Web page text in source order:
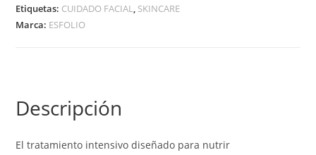
Etiquetas: CUIDADO FACIAL, SKINCARE
Marca: ESFOLIO
Descripción
El tratamiento intensivo diseñado para nutrir